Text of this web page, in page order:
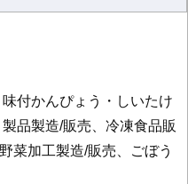
付かんぴょう・しいたけ
品製造/販売、冷凍食品販
菜加工製造/販売、ごぼう